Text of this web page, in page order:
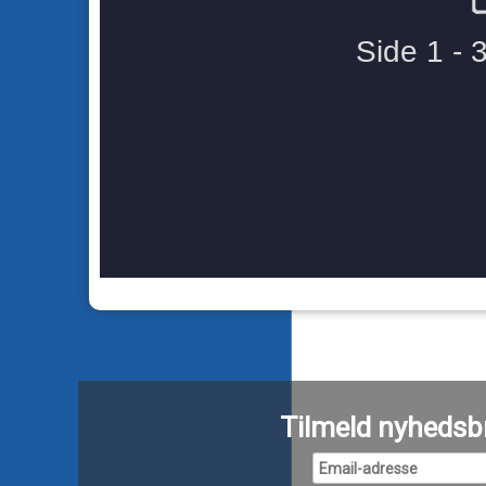
Tilmeld